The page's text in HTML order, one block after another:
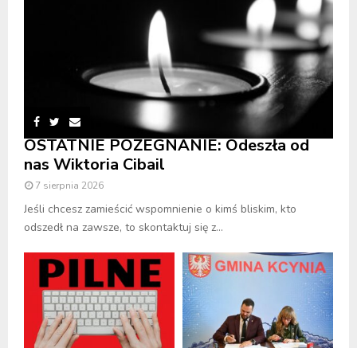
OSTATNIE POŻEGNANIE: Odeszła od
nas Wiktoria Cibail
7 sierpnia 2026
Jeśli chcesz zamieścić wspomnienie o kimś bliskim, kto
odszedł na zawsze, to skontaktuj się z...